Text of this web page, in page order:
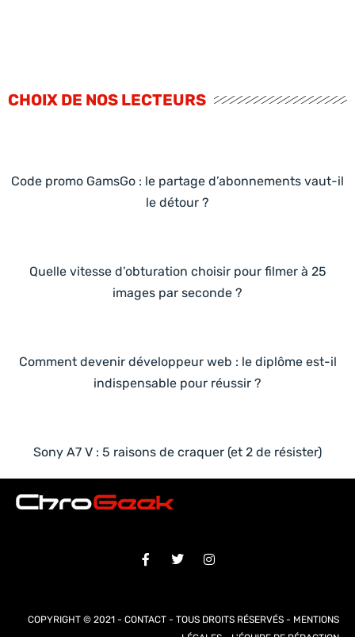
CHOIX DE NOS LECTEURS
Code promo GamsGo : le partage d’abonnements vaut-il
le détour ?
Quelle vitesse d’obturation choisir pour filmer à 25
images par seconde ?
Comment devenir développeur web : le diplôme est-il
indispensable pour réussir ?
Sony A7 V : 5 raisons de craquer (et 2 de résister)
COPYRIGHT © 2021 - CONTACT - TOUS DROITS RÉSERVÉS - MENTIONS